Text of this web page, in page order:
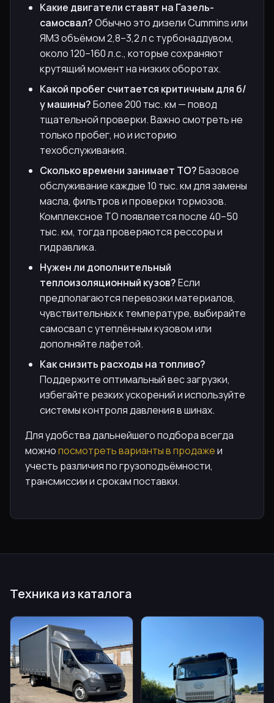
Какие двигатели ставят на Газель-
самосвал?Обычно это дизели Cummins или
ЯМЗ объёмом 2,8–3,2 л с турбонаддувом,
около 120–160 л.с., которые сохраняют
крутящий момент на низких оборотах.
Какой пробег считается критичным для б/
у машины?Более 200 тыс. км — повод
тщательной проверки. Важно смотреть не
только пробег, но и историю
техобслуживания.
Сколько времени занимает ТО?Базовое
обслуживание каждые 10 тыс. км для замены
масла, фильтров и проверки тормозов.
Комплексное ТО появляется после 40–50
тыс. км, тогда проверяются рессоры и
гидравлика.
Нужен ли дополнительный
теплоизоляционный кузов?Если
предполагаются перевозки материалов,
чувствительных к температуре, выбирайте
самосвал с утеплённым кузовом или
дополняйте лафетой.
Как снизить расходы на топливо?
Поддержите оптимальный вес загрузки,
избегайте резких ускорений и используйте
системы контроля давления в шинах.
Для удобства дальнейшего подбора всегда
можнопосмотреть варианты в продажеи
учесть различия по грузоподъёмности,
трансмиссии и срокам поставки.
Техника из каталога